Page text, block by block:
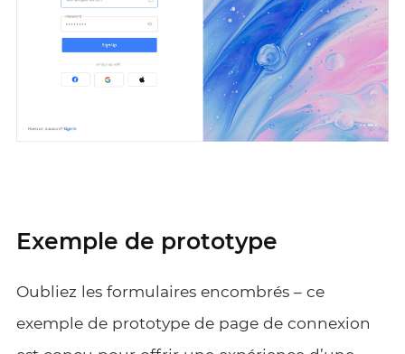
Exemple de prototype
Oubliez les formulaires encombrés – ce
exemple de prototype de page de connexion